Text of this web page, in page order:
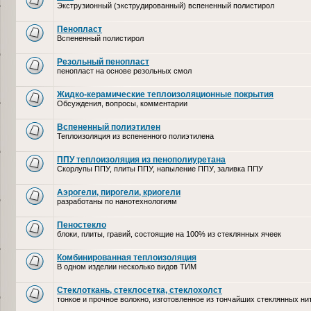
Экструзионный (экструдированный) вспененный полистирол
Пенопласт
Вспененный полистирол
Резольный пенопласт
пенопласт на основе резольных смол
Жидко-керамические теплоизоляционные покрытия
Обсуждения, вопросы, комментарии
Вспененный полиэтилен
Теплоизоляция из вспененного полиэтилена
ППУ теплоизоляция из пенополиуретана
Скорлупы ППУ, плиты ППУ, напыление ППУ, заливка ППУ
Аэрогели, пирогели, криогели
разработаны по нанотехнологиям
Пеностекло
блоки, плиты, гравий, состоящие на 100% из стеклянных ячеек
Комбинированная теплоизоляция
В одном изделии несколько видов ТИМ
Стеклоткань, стеклосетка, cтеклохолст
тонкое и прочное волокно, изготовленное из тончайших стеклянных